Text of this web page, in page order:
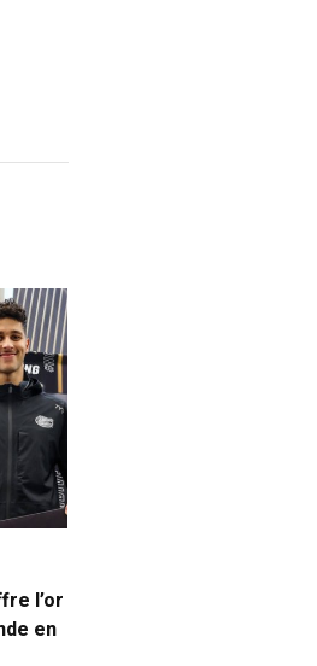
l’or
en